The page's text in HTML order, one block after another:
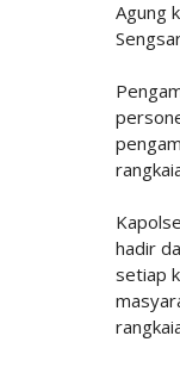
Agung
hadir
setiap